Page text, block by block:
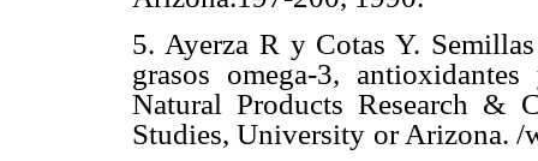
5. Ayerza R y Cotas Y.
grasos omega-3,
Natural Products Research &
Studies, University or Arizona. /